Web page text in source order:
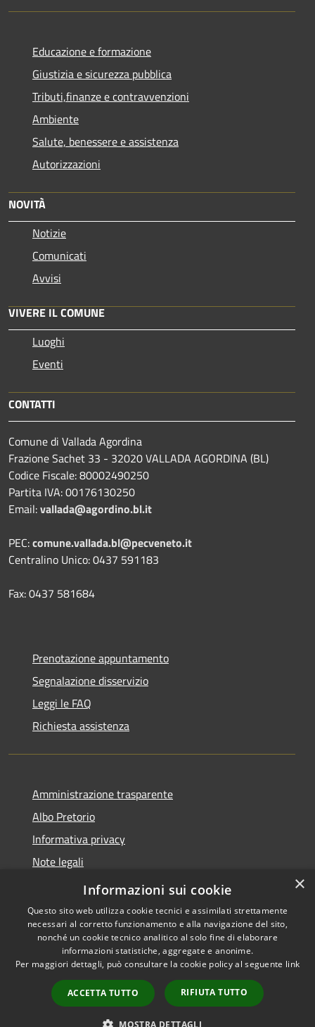
Educazione e formazione
Giustizia e sicurezza pubblica
Tributi,finanze e contravvenzioni
Ambiente
Salute, benessere e assistenza
Autorizzazioni
NOVITÀ
Notizie
Comunicati
Avvisi
VIVERE IL COMUNE
Luoghi
Eventi
CONTATTI
Comune di Vallada Agordina
Frazione Sachet 33 - 32020 VALLADA AGORDINA (BL)
Codice Fiscale: 80002490250
Partita IVA: 00176130250
Email:vallada@agordino.bl.it
PEC:comune.vallada.bl@pecveneto.it
Centralino Unico: 0437 591183
Fax: 0437 581684
Prenotazione appuntamento
Segnalazione disservizio
Leggi le FAQ
Richiesta assistenza
Amministrazione trasparente
Albo Pretorio
Informativa privacy
Note legali
Dichiarazione di accessibilità
Accessibilità
Copyright © 2026 • Comune di
Vallada Agordina • Powered by
Municipium•
Accesso
redazione
×
Informazioni sui cookie
Questo sito web utilizza cookie tecnici e assimilati strettamente
necessari al corretto funzionamento e alla navigazione del sito,
nonché un cookie tecnico analitico al solo fine di elaborare
informazioni statistiche, aggregate e anonime.
Per maggiori dettagli, può consultare la cookie policy al seguente link
ACCETTA TUTTO RIFIUTA TUTTO
MOSTRA DETTAGLI